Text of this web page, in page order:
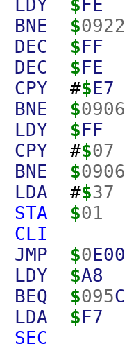
LDY $FE
BNE $0922
DEC $FF
DEC $FE
CPY #$E7
BNE $0906
LDY $FF
CPY #$07
BNE $0906
LDA #$37
STA $01
CLI
JMP $0E00
LDY $A8
BEQ $095C
LDA $F7
SEC